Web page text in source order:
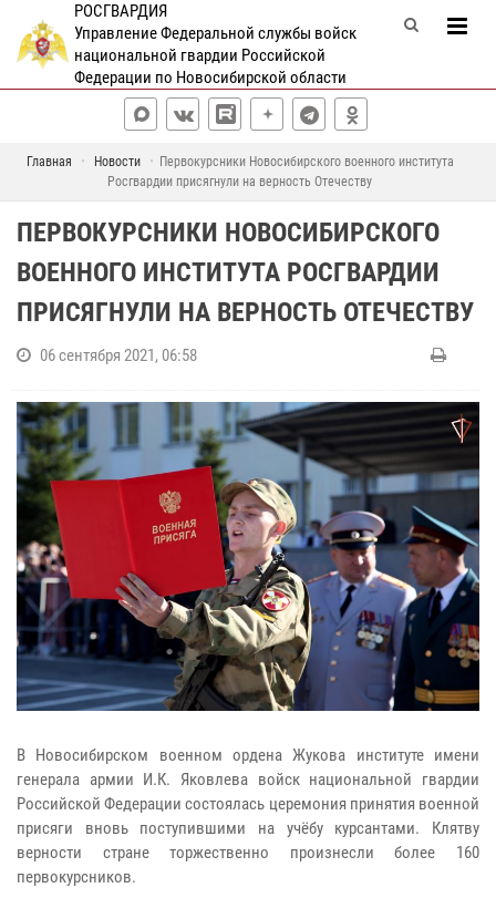
РОСГВАРДИЯ
Управление Федеральной службы войск
национальной гвардии Российской
Федерации по Новосибирской области
Главная Новости
Первокурсники Новосибирского военного института
Росгвардии присягнули на верность Отечеству
ПЕРВОКУРСНИКИ НОВОСИБИРСКОГО
ВОЕННОГО ИНСТИТУТА РОСГВАРДИИ
ПРИСЯГНУЛИ НА ВЕРНОСТЬ ОТЕЧЕСТВУ
06 сентября 2021, 06:58
В Новосибирском военном ордена Жукова институте имени
генерала армии И.К. Яковлева войск национальной гвардии
Российской Федерации состоялась церемония принятия военной
присяги вновь поступившими на учёбу курсантами. Клятву
верности стране торжественно произнесли более 160
первокурсников.